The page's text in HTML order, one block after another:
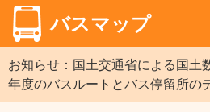
バスマップ
お知らせ：国土交通省による国土
年度のバスルートとバス停留所の